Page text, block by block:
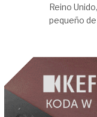
Reino
pequeño